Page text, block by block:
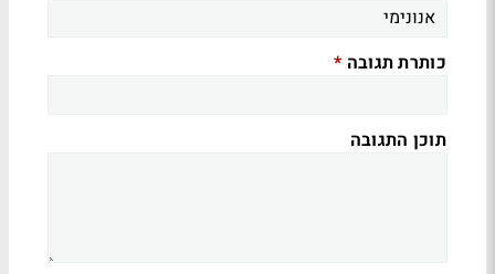
כותרת תגובה *
תוכן התגובה